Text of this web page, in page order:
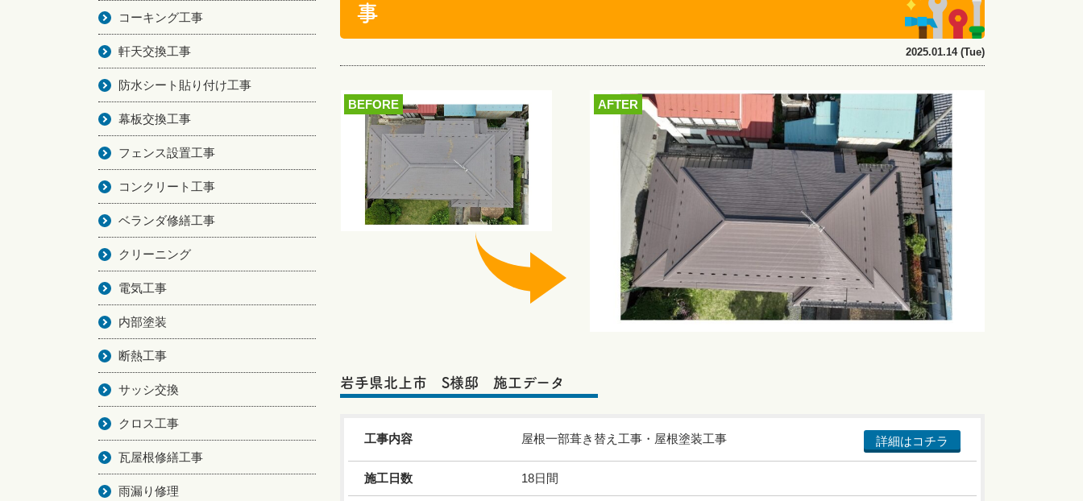
事
2025.01.14 (Tue)
BEFORE AFTER
岩手県北上市 S様邸 施工データ
工事内容 屋根一部葺き替え工事・屋根塗装工事 詳細はコチラ
施工日数 18日間
コーキング工事
軒天交換工事
防水シート貼り付け工事
幕板交換工事
フェンス設置工事
コンクリート工事
ベランダ修繕工事
クリーニング
電気工事
内部塗装
断熱工事
サッシ交換
クロス工事
瓦屋根修繕工事
雨漏り修理